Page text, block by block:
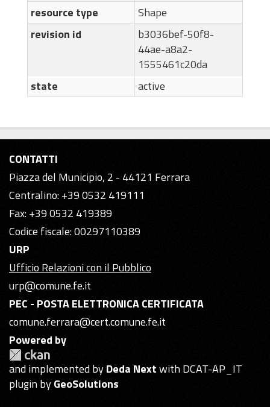
resource type
Shape
revision id
b3036bef-50f8-
44ae-a8a2-
1555461c20da
state
active
CONTATTI
Piazza del Municipio, 2 - 44121 Ferrara
Centralino: +39 0532 419111
Fax: +39 0532 419389
Codice fiscale: 00297110389
URP
Ufficio Relazioni con il Pubblico
urp@comune.fe.it
PEC - POSTA ELETTRONICA CERTIFICATA
comune.ferrara@cert.comune.fe.it
Powered by
and implemented byDeda Nextwith DCAT-AP_IT
plugin byGeoSolutions